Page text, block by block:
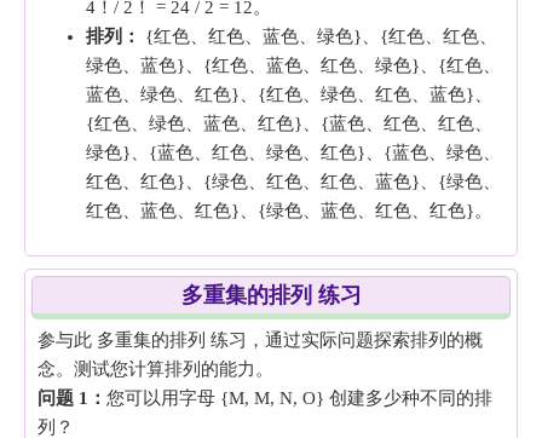
4！/ 2！ = 24 / 2 = 12。
排列：
{红色、红色、蓝色、绿色}、{红色、红色、
绿色、蓝色}、{红色、蓝色、红色、绿色}、{红色、
蓝色、绿色、红色}、{红色、绿色、红色、蓝色}、
{红色、绿色、蓝色、红色}、{蓝色、红色、红色、
绿色}、{蓝色、红色、绿色、红色}、{蓝色、绿色、
红色、红色}、{绿色、红色、红色、蓝色}、{绿色、
红色、蓝色、红色}、{绿色、蓝色、红色、红色}。
多重集的排列 练习
参与此 多重集的排列 练习，通过实际问题探索排列的概
念。测试您计算排列的能力。
问题 1： 您可以用字母 {M, M, N, O} 创建多少种不同的排
列？